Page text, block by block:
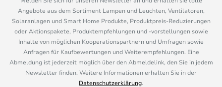
Angebote aus dem Sortiment Lampen und Leuchten, Ventilatoren,
Solaranlagen und Smart Home Produkte, Produktpreis-Reduzierungen
oder Aktionspakete, Produktempfehlungen und -vorstellungen sowie
Inhalte von möglichen Kooperationspartnern und Umfragen sowie
Anfragen für Kaufbewertungen und Weiterempfehlungen. Eine
Abmeldung ist jederzeit möglich über den Abmeldelink, den Sie in jedem
Newsletter finden. Weitere Informationen erhalten Sie in der
Datenschutzerklärung.